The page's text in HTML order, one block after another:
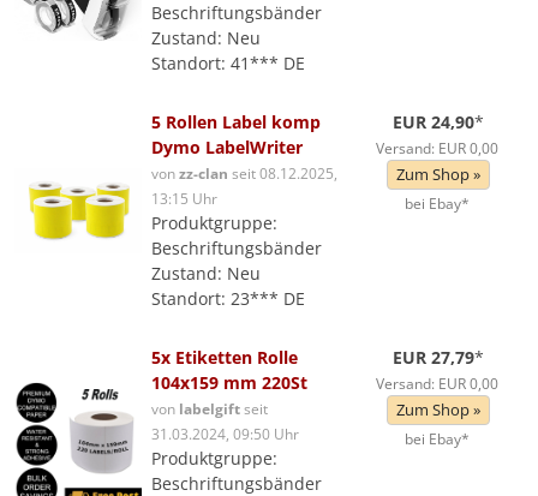
Beschriftungsbänder
Zustand: Neu
Standort: 41*** DE
5 Rollen Label komp
Dymo LabelWriter
vonzz-clan seit 08.12.2025,
13:15 Uhr
Produktgruppe:
Beschriftungsbänder
Zustand: Neu
Standort: 23*** DE
EUR 24,90*
Versand: EUR 0,00
Zum Shop »
bei Ebay*
5x Etiketten Rolle
104x159 mm 220St
von labelgiftseit
31.03.2024, 09:50 Uhr
Produktgruppe:
Beschriftungsbänder
EUR 27,79*
Versand: EUR 0,00
Zum Shop »
bei Ebay*